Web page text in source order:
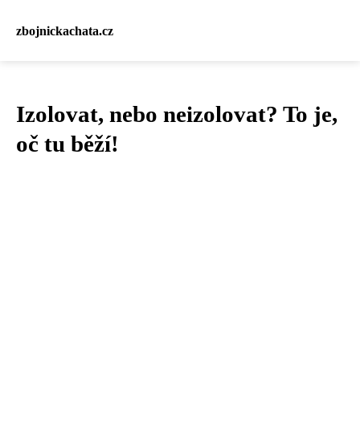
zbojnickachata.cz
Izolovat, nebo neizolovat? To je,
oč tu běží!